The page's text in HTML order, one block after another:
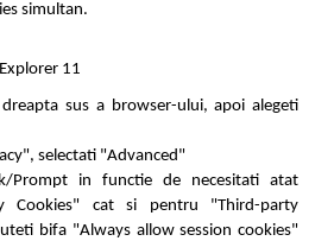
simultan.
11
sus a browser-ului, apoi alegeti
selectati "Advanced"
Prompt in functie de necesitati atat
Cookies" cat si pentru "Third-party
bifa "Always allow session cookies"